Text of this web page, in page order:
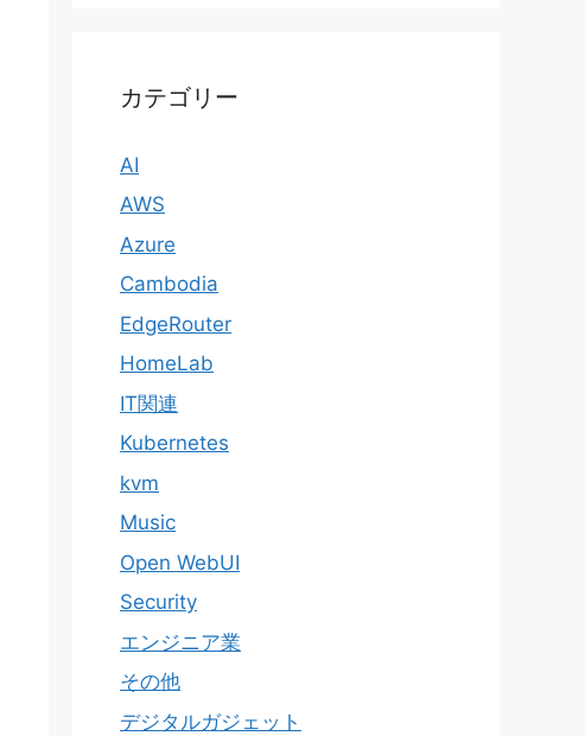
カテゴリー
AI
AWS
Azure
Cambodia
EdgeRouter
HomeLab
IT関連
Kubernetes
kvm
Music
Open WebUI
Security
エンジニア業
その他
デジタルガジェット